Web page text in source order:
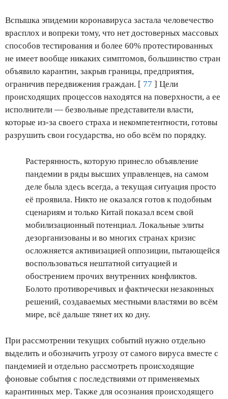
Вспышка эпидемии коронавируса застала человечество
врасплох и вопреки тому, что нет достоверных массовых
способов тестирования и более 60% протестированных
не имеет вообще никаких симптомов, большинство стран
объявило карантин, закрыв границы, предприятия,
ограничив передвижения граждан. [ 77 ] Цели
происходящих процессов находятся на поверхности, а ее
исполнители — безвольные представители власти,
которые из-за своего страха и некомпетентности, готовы
разрушить свои государства, но обо всём по порядку.
Растерянность, которую принесло объявление
пандемии в ряды высших управленцев, на самом
деле была здесь всегда, а текущая ситуация просто
её проявила. Никто не оказался готов к подобным
сценариям и только Китай показал всем свой
мобилизационный потенциал. Локальные элиты
дезорганизованы и во многих странах кризис
осложняется активизацией оппозиции, пытающейся
воспользоваться нештатной ситуацией и
обострением прочих внутренних конфликтов.
Болото противоречивых и фактически незаконных
решений, создаваемых местными властями во всём
мире, всё дальше тянет их ко дну.
При рассмотрении текущих событий нужно отдельно
выделить и обозначить угрозу от самого вируса вместе с
пандемией и отдельно рассмотреть происходящие
фоновые события с последствиями от применяемых
карантинных мер. Также для осознания происходящего